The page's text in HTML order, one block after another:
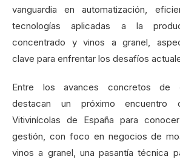
vanguardia en automatización,
tecnologías aplicadas a la
concentrado y vinos a granel,
clave para enfrentar los desafíos
Entre los avances concretos de
destacan un próximo encuentro
Vitivinícolas de España para
gestión, con foco en negocios de
vinos a granel, una pasantía técnica